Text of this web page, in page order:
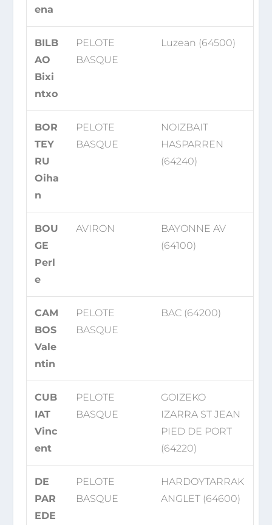
ena
BILB
AO
Bixi
ntxo
PELOTE
BASQUE
Luzean (64500)
BOR
TEY
RU
Oiha
n
PELOTE
BASQUE
NOIZBAIT
HASPARREN
(64240)
BOU
GE
Perl
e
AVIRON
BAYONNE AV
(64100)
CAM
BOS
Vale
ntin
PELOTE
BASQUE
BAC (64200)
CUB
IAT
Vinc
ent
PELOTE
BASQUE
GOIZEKO
IZARRA ST JEAN
PIED DE PORT
(64220)
DE
PAR
EDE
PELOTE
BASQUE
HARDOYTARRAK
ANGLET (64600)